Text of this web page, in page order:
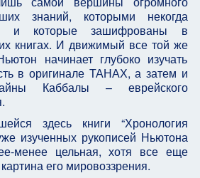
знаний, которыми некогда
и которые зашифрованы в
книгах. И движимый все той же
начинает глубоко изучать
в оригинале ТАНАХ, а затем и
Каббалы – еврейского
здесь книги “Хронология
изученных рукописей Ньютона
менее цельная, хотя все еще
его мировоззрения.